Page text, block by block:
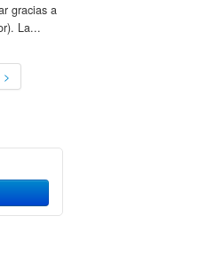
gracias a
La...